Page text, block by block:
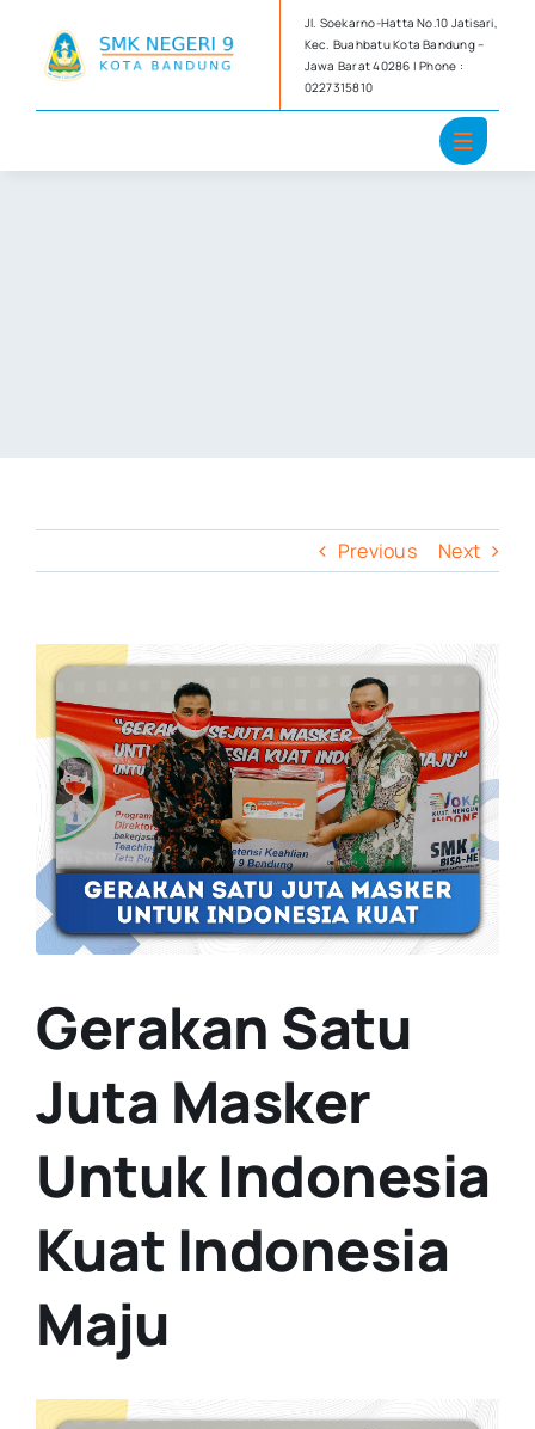
content
Jl. Soekarno-Hatta No.10 Jatisari,
Kec. Buahbatu Kota Bandung –
Jawa Barat 40286 | Phone :
0227315810
Previous Next
View
Image
Gerakan Satu
Juta Masker
Untuk Indonesia
Kuat Indonesia
Maju